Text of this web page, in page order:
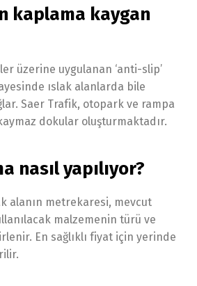
kaplama kaygan
üzerine uygulanan ‘anti-slip’
ıslak alanlarda bile
Saer Trafik, otopark ve rampa
dokular oluşturmaktadır.
nasıl yapılıyor?
alanın metrekaresi, mevcut
malzemenin türü ve
En sağlıklı fiyat için yerinde